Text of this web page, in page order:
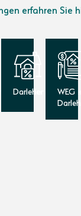
erfahren Sie
Darlehensvermittler
WEG